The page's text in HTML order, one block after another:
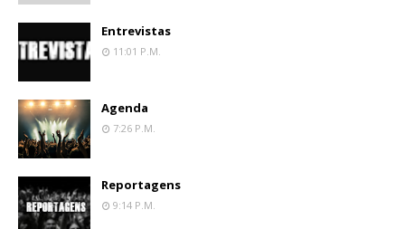
Entrevistas
11:01 P.m.
Agenda
7:26 P.m.
Reportagens
9:14 P.m.